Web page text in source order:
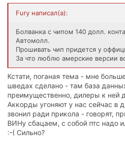
Fury написал(а):
Болванка с чипом 140 долл.
Автомолл.
Прошивать чип придется у
За что люблю амерские версии
Кстати, поганая тема - мне
шведах сделано - там база
преимущественно, дилеры к ней
Аккорды угоняют у нас сейчас в
звонил ради прикола - говорят,
ВИНу сбацаем, с собой птс надо
:-( Сильно?